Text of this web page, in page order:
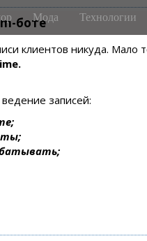
боте
клиентов никуда.
записей:
Мода Технологии